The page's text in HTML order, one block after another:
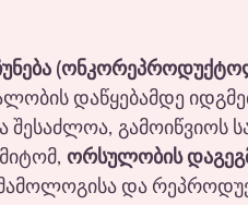
დაწყებამდე
შესაძლოა, გამოიწვიოს
ორსულობის
და